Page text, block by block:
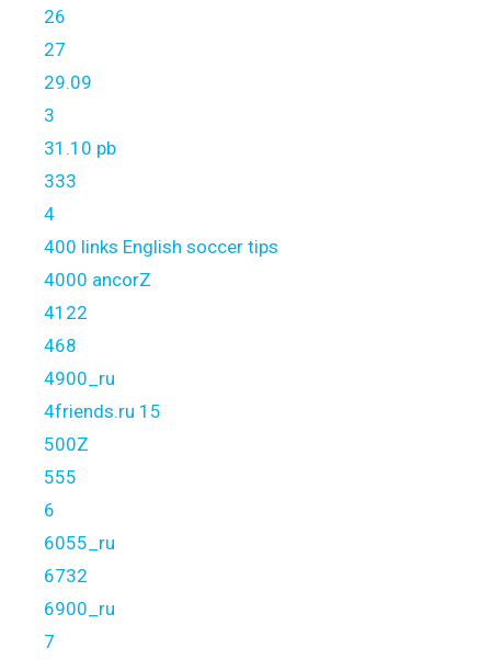
26
27
29.09
3
31.10 pb
333
4
400 links English soccer tips
4000 ancorZ
4122
468
4900_ru
4friends.ru 15
500Z
555
6
6055_ru
6732
6900_ru
7